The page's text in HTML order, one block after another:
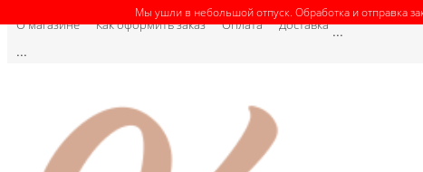
О магазине Как оформить заказ Оплата Доставка ...
...
Мы ушли в небольшой отпуск. Обработка и отправка